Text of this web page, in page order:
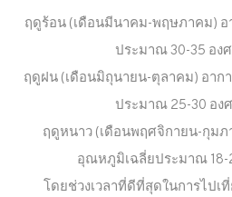
ฤดูร้อน (เดือนมีนาคม-พฤษภาคม)
ประมาณ 30-35 อง
ฤดูฝน (เดือนมิถุนายน-ตุลาคม) อา
ประมาณ 25-30 อง
ฤดูหนาว (เดือนพฤศจิกายน-กุมภ
อุณหภูมิเฉลี่ยประมาณ 18-
โดยช่วงเวลาที่ดีที่สุดในการไปเ